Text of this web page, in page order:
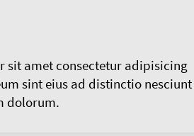
sit amet consectetur adipisicing
sint eius ad distinctio nesciunt
dolorum.